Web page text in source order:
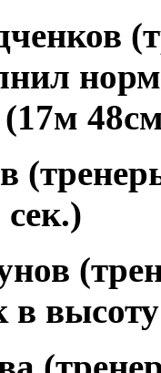
(17м
(